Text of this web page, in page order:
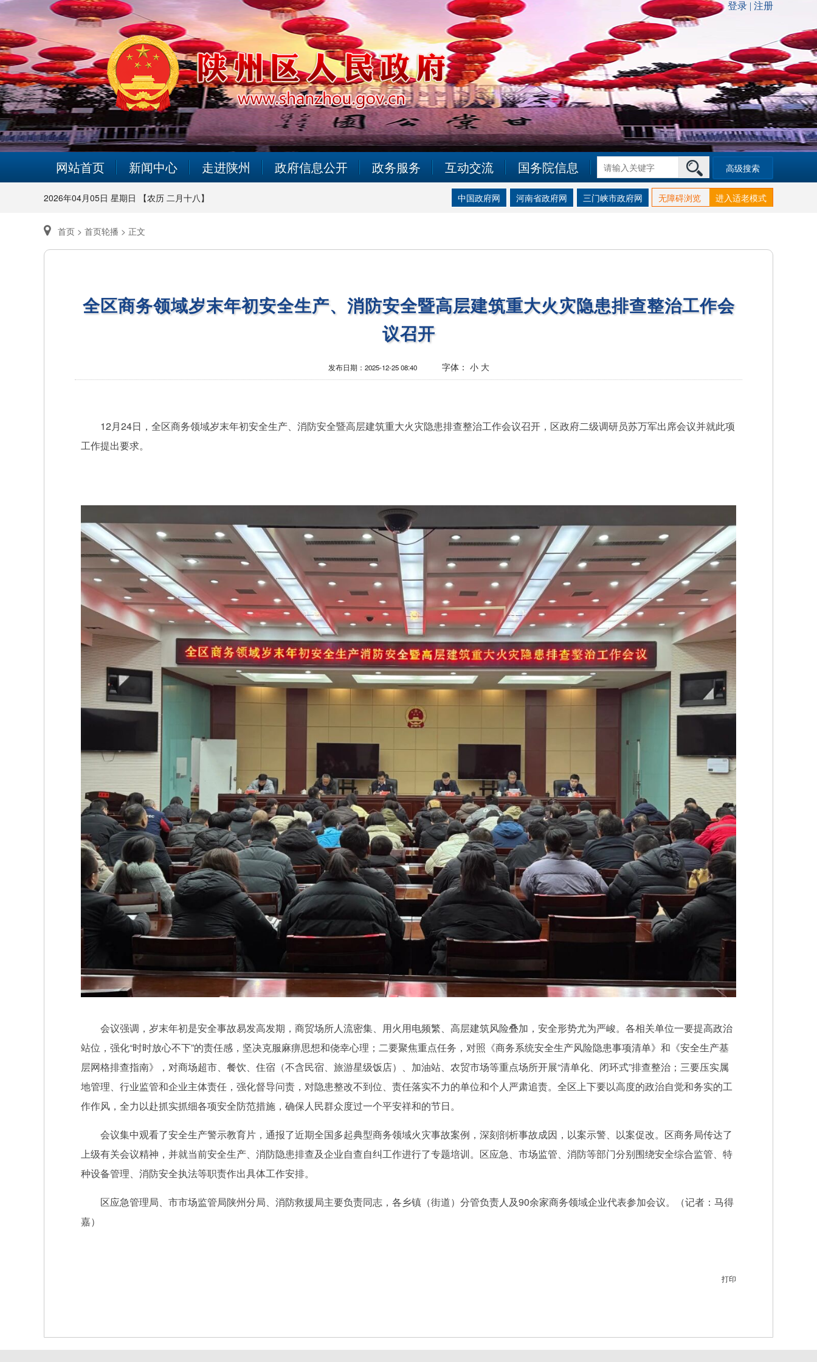
网站首页 新闻中心 走进陕州 政府信息公开 政务服务 互动交流 国务院信息 高级搜索
2026年04月05日 星期日 【农历 二月十八】 中国政府网 河南省政府网 三门峡市政府网 无障碍浏览 进入适老模式
首页 > 首页轮播 > 正文
全区商务领域岁末年初安全生产、消防安全暨高层建筑重大火灾隐患排查整治工作会
议召开
发布日期： 2025-12-25 08:40 字体： 小 大
12月24日，全区商务领域岁末年初安全生产、消防安全暨高层建筑重大火灾隐患排查整治工作会议召开，区政府二级调研员苏万军出席会议并就此项
工作提出要求。
会议强调，岁末年初是安全事故易发高发期，商贸场所人流密集、用火用电频繁、高层建筑风险叠加，安全形势尤为严峻。各相关单位一要提高政治
站位，强化“时时放心不下”的责任感，坚决克服麻痹思想和侥幸心理；二要聚焦重点任务，对照《商务系统安全生产风险隐患事项清单》和《安全生产基
层网格排查指南》，对商场超市、餐饮、住宿（不含民宿、旅游星级饭店）、加油站、农贸市场等重点场所开展“清单化、闭环式”排查整治；三要压实属
地管理、行业监管和企业主体责任，强化督导问责，对隐患整改不到位、责任落实不力的单位和个人严肃追责。全区上下要以高度的政治自觉和务实的工
作作风，全力以赴抓实抓细各项安全防范措施，确保人民群众度过一个平安祥和的节日。
会议集中观看了安全生产警示教育片，通报了近期全国多起典型商务领域火灾事故案例，深刻剖析事故成因，以案示警、以案促改。区商务局传达了
上级有关会议精神，并就当前安全生产、消防隐患排查及企业自查自纠工作进行了专题培训。区应急、市场监管、消防等部门分别围绕安全综合监管、特
种设备管理、消防安全执法等职责作出具体工作安排。
区应急管理局、市市场监管局陕州分局、消防救援局主要负责同志，各乡镇（街道）分管负责人及90余家商务领域企业代表参加会议。（记者：马得
嘉）
打印